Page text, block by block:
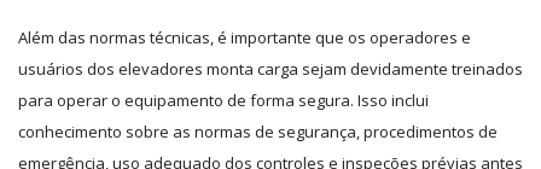
Além das normas técnicas, é importante que os operadores e
usuários dos elevadores monta carga sejam devidamente treinados
para operar o equipamento de forma segura. Isso inclui
conhecimento sobre as normas de segurança, procedimentos de
emergência, uso adequado dos controles e inspeções prévias antes